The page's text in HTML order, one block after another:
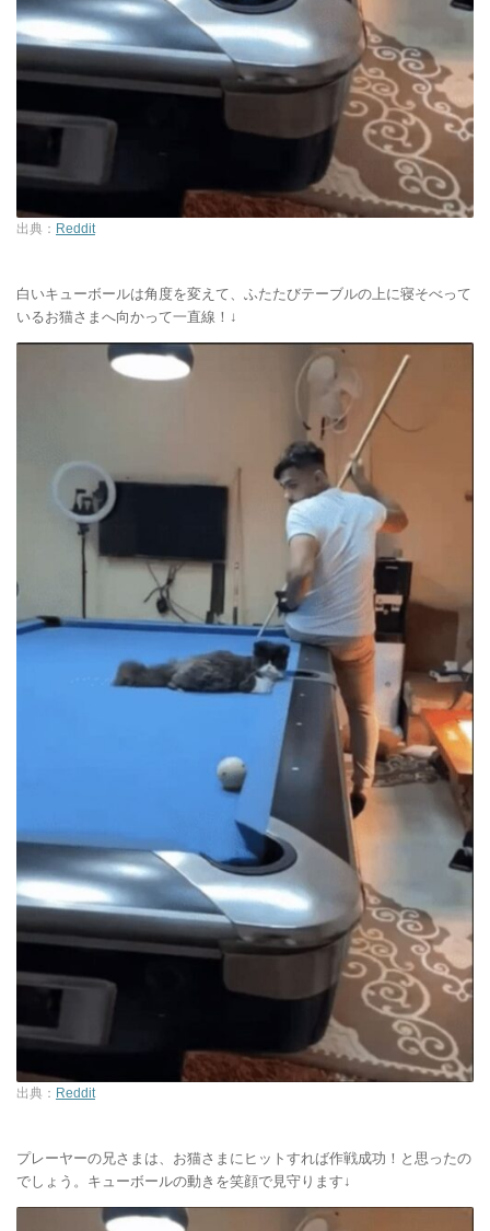
出典： Reddit
白いキューボールは角度を変えて、ふたたびテーブルの上に寝そべって
いるお猫さまへ向かって一直線！↓
出典： Reddit
プレーヤーの兄さまは、お猫さまにヒットすれば作戦成功！と思ったの
でしょう。キューボールの動きを笑顔で見守ります↓